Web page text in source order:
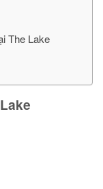
The Lake